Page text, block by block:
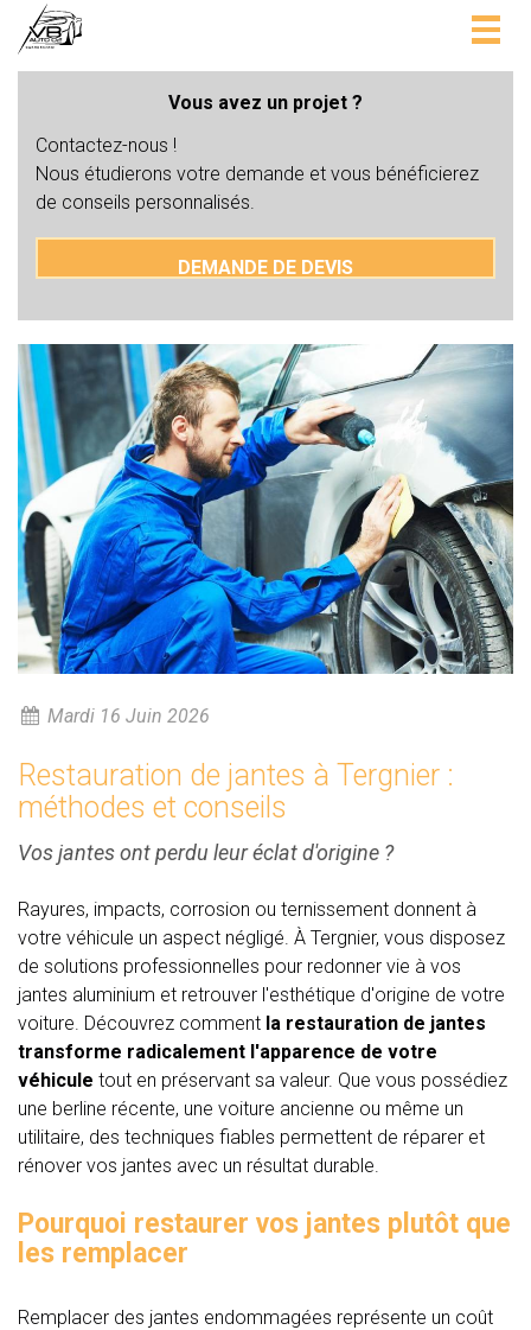
Vous avez un projet ?
Contactez-nous !
Nous étudierons votre demande et vous bénéficierez
de conseils personnalisés.
DEMANDE DE DEVIS
Mardi 16 Juin 2026
Restauration de jantes à Tergnier :
méthodes et conseils
Vos jantes ont perdu leur éclat d'origine ?
Rayures, impacts, corrosion ou ternissement donnent à
votre véhicule un aspect négligé. À Tergnier, vous disposez
de solutions professionnelles pour redonner vie à vos
jantes aluminium et retrouver l'esthétique d'origine de votre
voiture. Découvrez comment la restauration de jantes
transforme radicalement l'apparence de votre
véhicule tout en préservant sa valeur. Que vous possédiez
une berline récente, une voiture ancienne ou même un
utilitaire, des techniques fiables permettent de réparer et
rénover vos jantes avec un résultat durable.
Pourquoi restaurer vos jantes plutôt que
les remplacer
Remplacer des jantes endommagées représente un coût